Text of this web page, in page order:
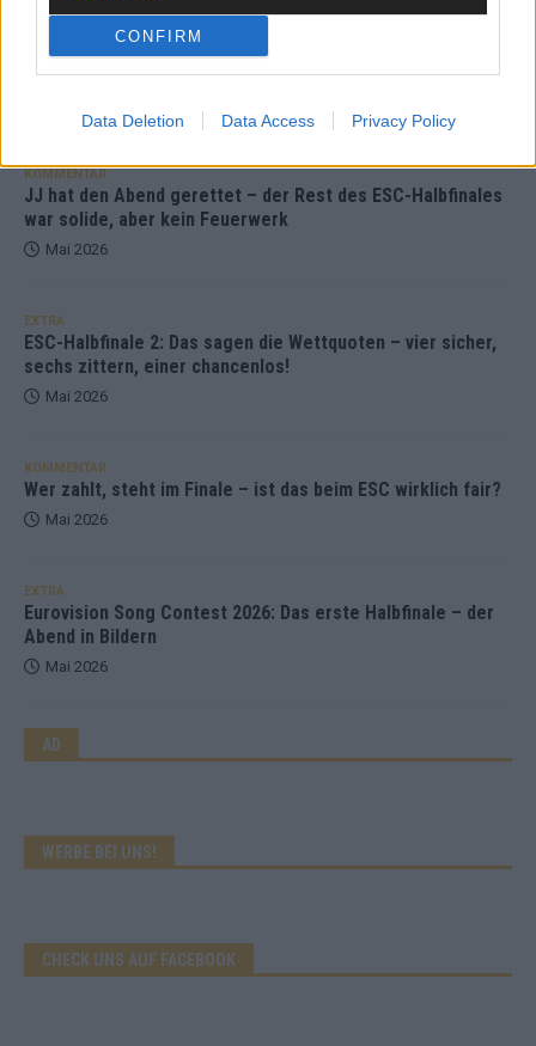
CONFIRM
Data Deletion Data Access Privacy Policy
ESC-Finale morgen: Finnland Favorit, Australien
aufgestiegen – alle 25 Acts im Kurzcheck
KOMMENTAR
JJ hat den Abend gerettet – der Rest des ESC-Halbfinales
war solide, aber kein Feuerwerk
Mai 2026
EXTRA
ESC-Halbfinale 2: Das sagen die Wettquoten – vier sicher,
sechs zittern, einer chancenlos!
Mai 2026
KOMMENTAR
Wer zahlt, steht im Finale – ist das beim ESC wirklich fair?
Mai 2026
EXTRA
Eurovision Song Contest 2026: Das erste Halbfinale – der
Abend in Bildern
Mai 2026
AD
WERBE BEI UNS!
CHECK UNS AUF FACEBOOK